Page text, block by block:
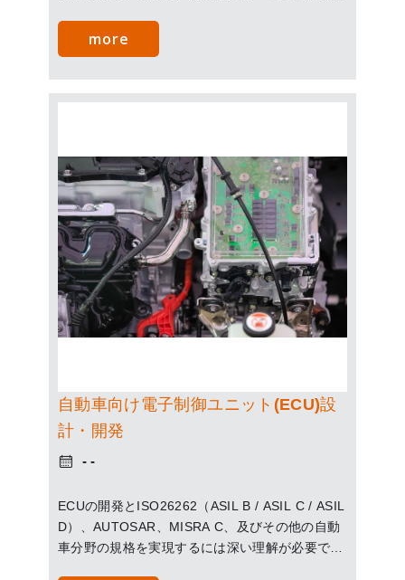
御されることを意味しますので、まとめてX-by-
wireと呼ばれます。
more
自動車向け電子制御ユニット(ECU)設
計・開発
ECUの開発とISO26262（ASIL B / ASIL C / ASIL
D）、AUTOSAR、MISRA C、及びその他の自動
車分野の規格を実現するには深い理解が必要で